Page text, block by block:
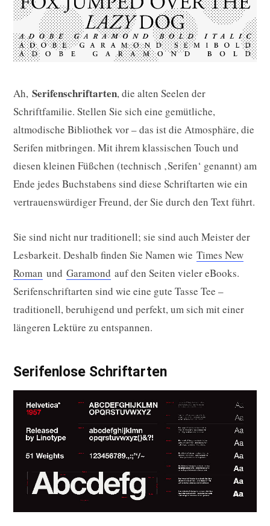
Ah, Serifenschriftarten, die alten Seelen der
Schriftfamilie. Stellen Sie sich eine gemütliche,
altmodische Bibliothek vor – das ist die Atmosphäre, die
Serifen mitbringen. Mit ihrem klassischen Touch und
diesen kleinen Füßchen (technisch ‚Serifen‘ genannt) am
Ende jedes Buchstabens sind diese Schriftarten wie ein
vertrauenswürdiger Freund, der Sie durch den Text führt.
Sie sind nicht nur traditionell; sie sind auch Meister der
Lesbarkeit. Deshalb finden Sie Namen wie Times New
Roman und Garamond auf den Seiten vieler eBooks.
Serifenschriftarten sind wie eine gute Tasse Tee –
traditionell, beruhigend und perfekt, um sich mit einer
längeren Lektüre zu entspannen.
Serifenlose Schriftarten